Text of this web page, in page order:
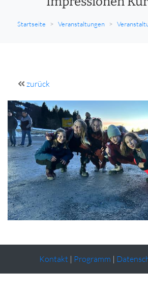
Startseite Veranstaltungen
zurück
Kontakt | Programm |